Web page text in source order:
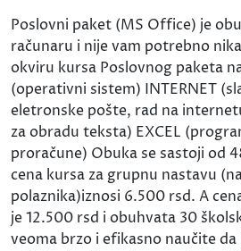
Poslovni paket (MS Office) je
računaru i nije vam potrebno
okviru kursa Poslovnog paketa
(operativni sistem) INTERNET
eletronske pošte, rad na
za obradu teksta) EXCEL
proračune) Obuka se sastoji od
cena kursa za grupnu nastavu
polaznika)iznosi 6.500 rsd. A
je 12.500 rsd i obuhvata 30
veoma brzo i efikasno naučite